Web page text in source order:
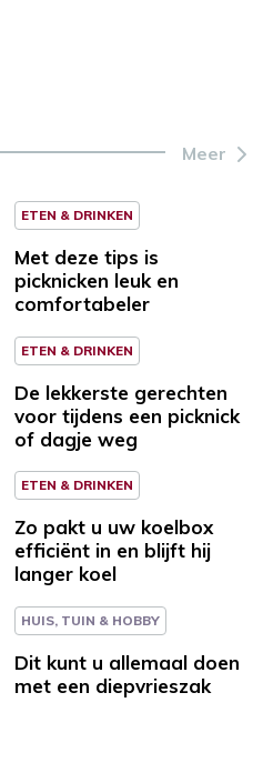
Meer
ETEN & DRINKEN
Met deze tips is
picknicken leuk en
comfortabeler
ETEN & DRINKEN
De lekkerste gerechten
voor tijdens een picknick
of dagje weg
ETEN & DRINKEN
Zo pakt u uw koelbox
efficiënt in en blijft hij
langer koel
HUIS, TUIN & HOBBY
Dit kunt u allemaal doen
met een diepvrieszak